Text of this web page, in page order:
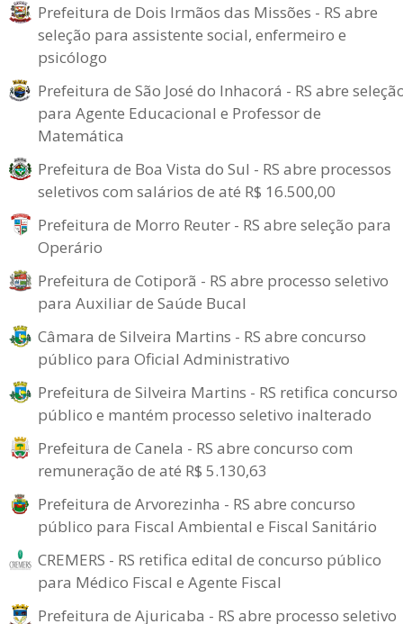
Prefeitura de Dois Irmãos das Missões - RS abre
seleção para assistente social, enfermeiro e
psicólogo
Prefeitura de São José do Inhacorá - RS abre
para Agente Educacional e Professor de
Matemática
Prefeitura de Boa Vista do Sul - RS abre processos
seletivos com salários de até R$ 16.500,00
Prefeitura de Morro Reuter - RS abre seleção para
Operário
Prefeitura de Cotiporã - RS abre processo seletivo
para Auxiliar de Saúde Bucal
Câmara de Silveira Martins - RS abre concurso
público para Oficial Administrativo
Prefeitura de Silveira Martins - RS retifica concurso
público e mantém processo seletivo inalterado
Prefeitura de Canela - RS abre concurso com
remuneração de até R$ 5.130,63
Prefeitura de Arvorezinha - RS abre concurso
público para Fiscal Ambiental e Fiscal Sanitário
CREMERS - RS retifica edital de concurso público
para Médico Fiscal e Agente Fiscal
Prefeitura de Ajuricaba - RS abre processo seletivo